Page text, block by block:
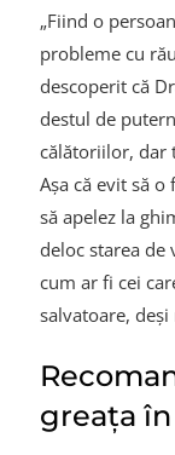
„Fiind o
probleme cu
descoperit că
destul de
călătoriilor, dar
Așa că evit să
să apelez la
deloc starea de
cum ar fi cei
salvatoare,
greața